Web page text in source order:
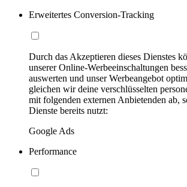
Erweitertes Conversion-Tracking
Durch das Akzeptieren dieses Dienstes
unserer Online-Werbeeinschaltungen
auswerten und unser Werbeangebot
gleichen wir deine verschlüsselten
mit folgenden externen Anbietenden ab,
Dienste bereits nutzt:
Google Ads
Performance